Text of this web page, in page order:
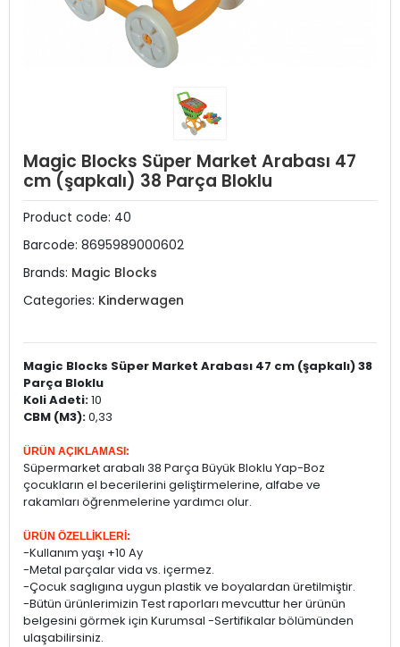
Magic Blocks Süper Market Arabası 47
cm (şapkalı) 38 Parça Bloklu
Product code: 40
Barcode: 8695989000602
Brands: Magic Blocks
Categories: Kinderwagen
Magic Blocks Süper Market Arabası 47 cm (şapkalı) 38
Parça Bloklu
Koli Adeti:10
CBM (M3):0,33
ÜRÜN AÇIKLAMASI:
Süpermarket arabalı 38 Parça Büyük Bloklu Yap-Boz
çocukların el becerilerini geliştirmelerine, alfabe ve
rakamları öğrenmelerine yardımcı olur.
ÜRÜN ÖZELLİKLERİ:
-Kullanım yaşı +10 Ay
-Metal parçalar vida vs. içermez.
-Çocuk saglıgına uygun plastik ve boyalardan üretilmiştir.
-Bütün ürünlerimizin Test raporları mevcuttur her ürünün
belgesini görmek için Kurumsal -Sertifikalar bölümünden
ulaşabilirsiniz.